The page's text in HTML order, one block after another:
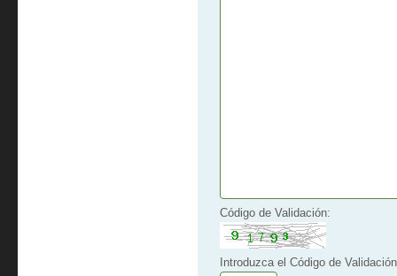
Código de Validación:
Introduzca el Código de